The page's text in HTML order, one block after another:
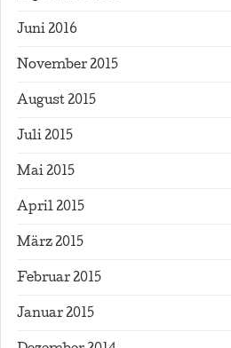
Juni 2016
November 2015
August 2015
Juli 2015
Mai 2015
April 2015
März 2015
Februar 2015
Januar 2015